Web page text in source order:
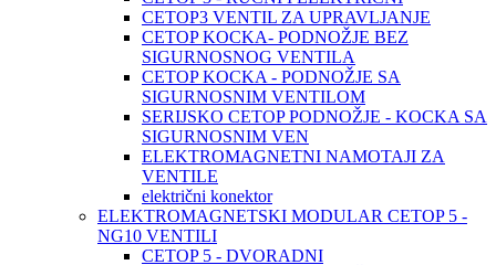
CETOP3 VENTIL ZA UPRAVLJANJE
CETOP KOCKA- PODNOŽJE BEZ
SIGURNOSNOG VENTILA
CETOP KOCKA - PODNOŽJE SA
SIGURNOSNIM VENTILOM
SERIJSKO CETOP PODNOŽJE - KOCKA SA
SIGURNOSNIM VEN
ELEKTROMAGNETNI NAMOTAJI ZA
VENTILE
električni konektor
ELEKTROMAGNETSKI MODULAR CETOP 5 -
NG10 VENTILI
CETOP 5 - DVORADNI